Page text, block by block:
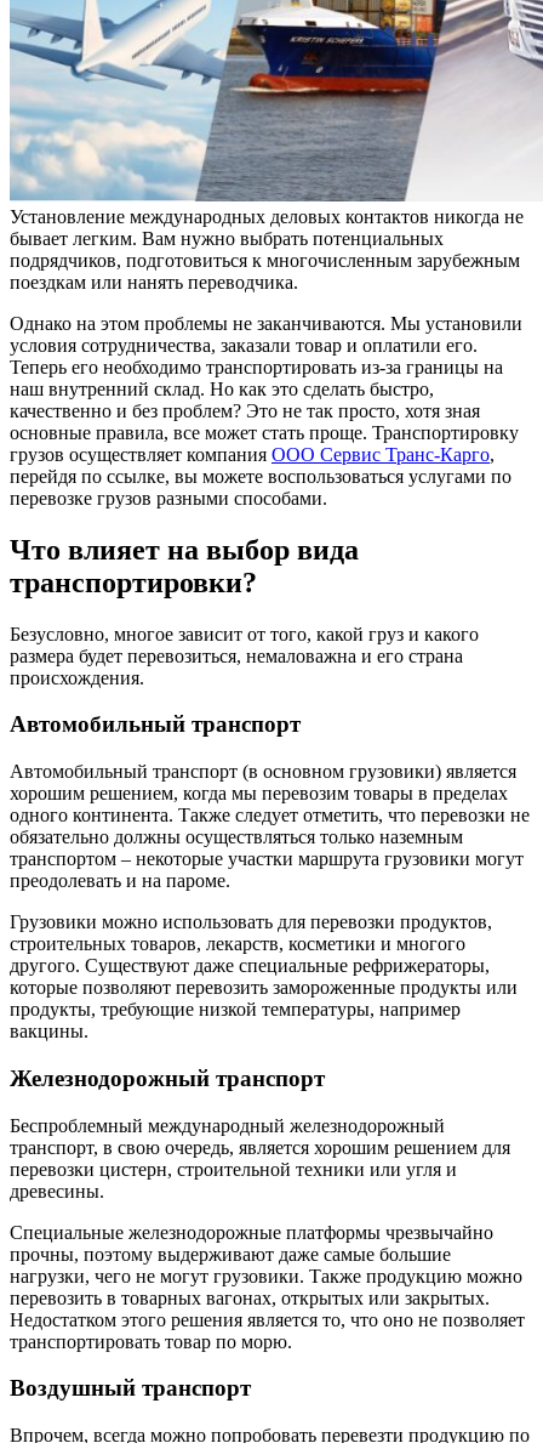
Установление международных деловых контактов никогда не
бывает легким. Вам нужно выбрать потенциальных
подрядчиков, подготовиться к многочисленным зарубежным
поездкам или нанять переводчика.
Однако на этом проблемы не заканчиваются. Мы установили
условия сотрудничества, заказали товар и оплатили его.
Теперь его необходимо транспортировать из-за границы на
наш внутренний склад. Но как это сделать быстро,
качественно и без проблем? Это не так просто, хотя зная
основные правила, все может стать проще. Транспортировку
грузов осуществляет компания ООО Сервис Транс-Карго,
перейдя по ссылке, вы можете воспользоваться услугами по
перевозке грузов разными способами.
Что влияет на выбор вида
транспортировки?
Безусловно, многое зависит от того, какой груз и какого
размера будет перевозиться, немаловажна и его страна
происхождения.
Автомобильный транспорт
Автомобильный транспорт (в основном грузовики) является
хорошим решением, когда мы перевозим товары в пределах
одного континента. Также следует отметить, что перевозки не
обязательно должны осуществляться только наземным
транспортом – некоторые участки маршрута грузовики могут
преодолевать и на пароме.
Грузовики можно использовать для перевозки продуктов,
строительных товаров, лекарств, косметики и многого
другого. Существуют даже специальные рефрижераторы,
которые позволяют перевозить замороженные продукты или
продукты, требующие низкой температуры, например
вакцины.
Железнодорожный транспорт
Беспроблемный международный железнодорожный
транспорт, в свою очередь, является хорошим решением для
перевозки цистерн, строительной техники или угля и
древесины.
Специальные железнодорожные платформы чрезвычайно
прочны, поэтому выдерживают даже самые большие
нагрузки, чего не могут грузовики. Также продукцию можно
перевозить в товарных вагонах, открытых или закрытых.
Недостатком этого решения является то, что оно не позволяет
транспортировать товар по морю.
Воздушный транспорт
Впрочем, всегда можно попробовать перевезти продукцию по